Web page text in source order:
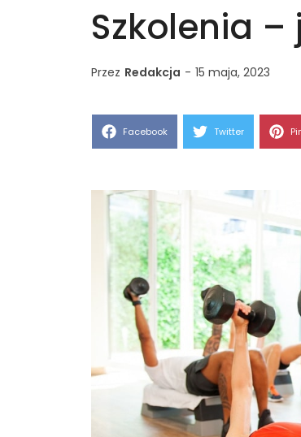
Szkolenia –
Przez Redakcja - 15 maja, 2023
Share
Facebook Share
Twitter